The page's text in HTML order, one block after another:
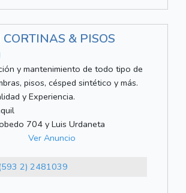
& PISOS
y mantenimiento de todo tipo de
pisos, césped sintético y más.
y Experiencia.
704 y Luis Urdaneta
Ver Anuncio
2) 2481039